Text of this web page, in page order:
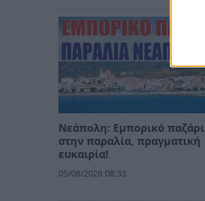
Νεάπολη: Εμπορικό παζάρι
στην παραλία, πραγματική
ευκαιρία!
05/08/2026 08:33